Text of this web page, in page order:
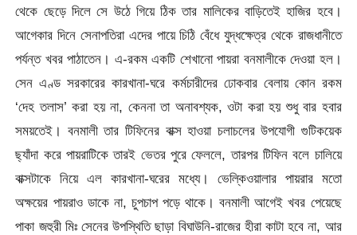
থেকে ছেড়ে দিলে সে উঠে গিয়ে ঠিক তার মালিকের বাড়িতেই হাজির হবে।
আগেকার দিনে সেনাপতিরা এদের পায়ে চিঠি বেঁধে যুদ্ধক্ষেত্র থেকে রাজধানীতে
পর্যন্ত খবর পাঠাতেন। এ-রকম একটি শেখানো পায়রা বনমালীকে দেওয়া হল।
সেন এণ্ড সরকারের কারখানা-ঘরে কর্মচারীদের ঢোকবার বেলায় কোন রকম
‘দেহ তলাস’ করা হয় না, কেননা তা অনাবশ্যক, ওটা করা হয় শুধু বার হবার
সময়তেই। বনমালী তার টিফিনের বাক্স হাওয়া চলাচলের উপযোগী গুটিকয়েক
ছ্যাঁদা করে পায়রাটিকে তারই ভেতর পুরে ফেললে, তারপর টিফিন বলে চালিয়ে
বাক্সটাকে নিয়ে এল কারখানা-ঘরের মধ্যে। ভেল্কিওয়ালার পায়রার মতো
অক্ষয়ের পায়রাও ডাকে না, চুপচাপ পড়ে থাকে। বনমালী আগেই খবর পেয়েছে
পাকা জহুরী মিঃ সেনের উপস্থিতি ছাড়া বিঘাউনি-রাজের হীরা কাটা হবে না, আর